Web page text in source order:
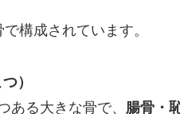
構成されています。
）
ある大きな骨で、 腸骨・